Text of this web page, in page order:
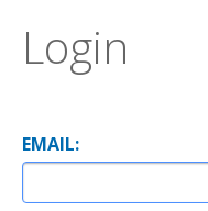
Login
EMAIL: